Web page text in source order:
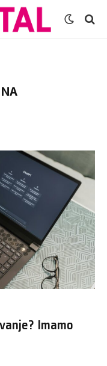
Imamo